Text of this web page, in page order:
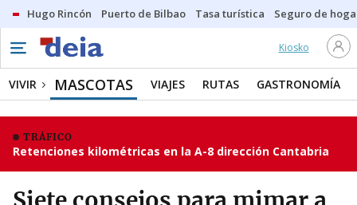
Hugo Rincón Puerto de Bilbao Tasa turística Seguro de
Kiosko
VIVIR MASCOTAS VIAJES RUTAS GASTRONOMÍA
TRÁFICO
Retenciones kilométricas en la A-8 dirección Cantabria